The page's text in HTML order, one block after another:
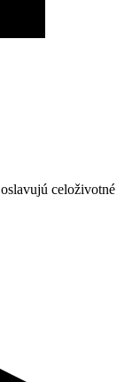
celoživotné